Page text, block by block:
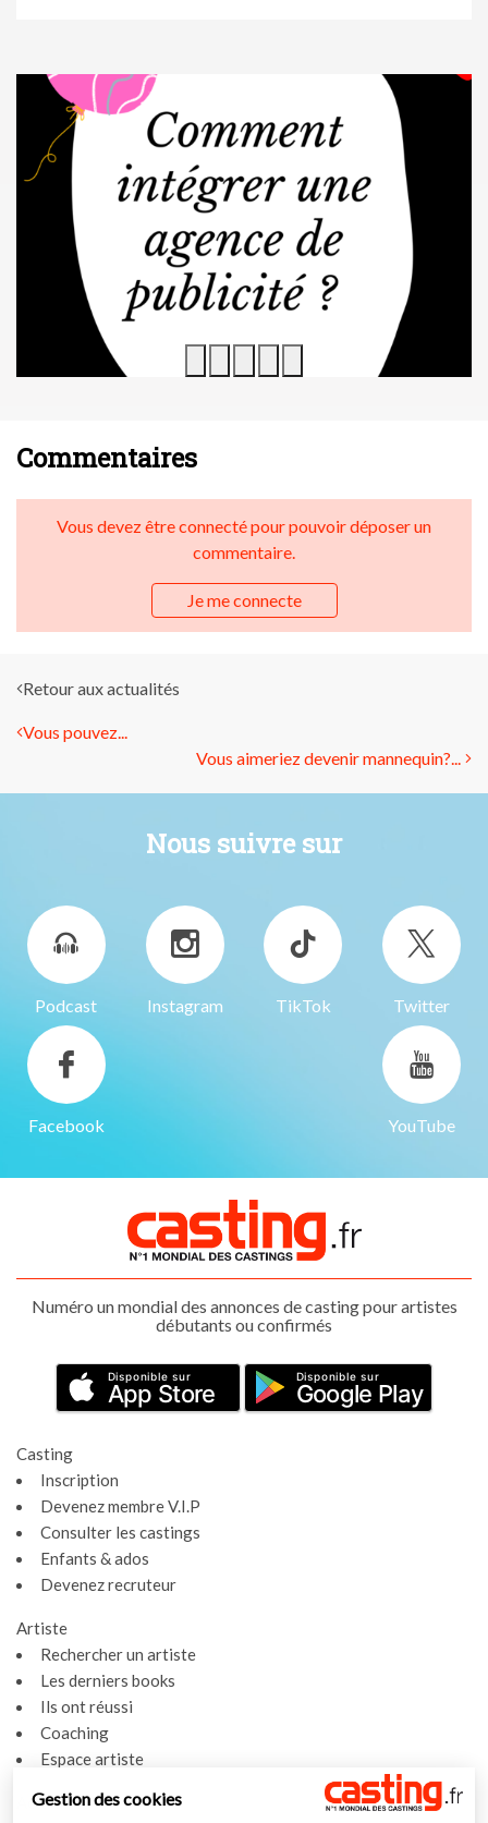
Commentaires
Vous devez être connecté pour pouvoir déposer un
commentaire.
Je me connecte
Retour aux actualités
Vous pouvez...
Vous aimeriez devenir mannequin?...
Nous suivre sur
Podcast Instagram TikTok Twitter
Facebook YouTube
Numéro un mondial des annonces de casting pour artistes
débutants ou confirmés
Disponible sur
App Store
Disponible sur
Google Play
Casting
Inscription
Devenez membre V.I.P
Consulter les castings
Enfants & ados
Devenez recruteur
Artiste
Rechercher un artiste
Les derniers books
Ils ont réussi
Coaching
Espace artiste
Actualités
Gestion des cookies